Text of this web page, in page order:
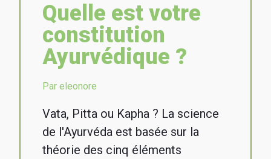
Quelle est votre
constitution
Ayurvédique ?
Par eleonore
Vata, Pitta ou Kapha ? La science
de l'Ayurvéda est basée sur la
théorie des cinq éléments